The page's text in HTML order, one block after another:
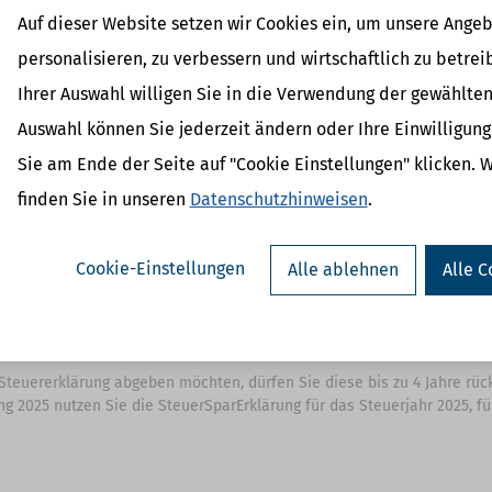
Auf dieser Website setzen wir Cookies ein, um unsere
personalisieren, zu verbessern und wirtschaftlich zu
Ihrer Auswahl willigen Sie in die Verwendung der
Auswahl können Sie jederzeit ändern oder Ihre
Sie am Ende der Seite auf "Cookie Einstellungen" klicken.
finden Sie in unseren Datenschutzhinweisen.
Cookie-Einstellungen Alle ablehnen Alle
für Sie:
übernehmen
lassen.
erstellen
unterwegs – bei uns finden Sie das passende
sofort startklar und ist auch unter Linux verfügbar und die App
abgeben möchten, dürfen Sie diese bis zu 4 Jahre
2025 nutzen Sie die SteuerSparErklärung für das Steuerjahr 2025,
in unserem Shop nicht mehr verkauft, wir haben Sie daher direkt